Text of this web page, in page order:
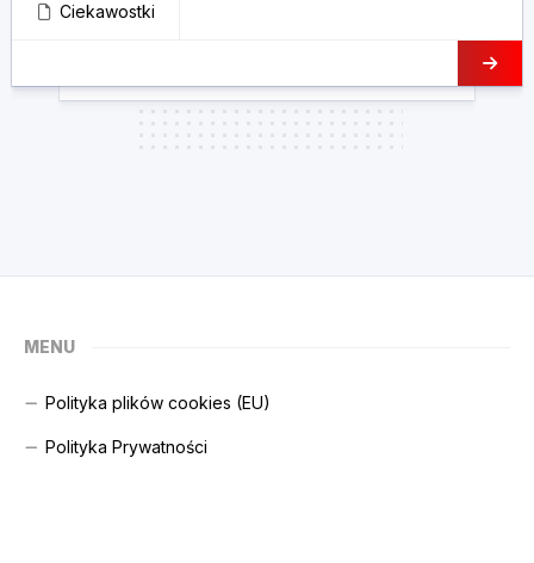
Ciekawostki
MENU
Polityka plików cookies (EU)
Polityka Prywatności